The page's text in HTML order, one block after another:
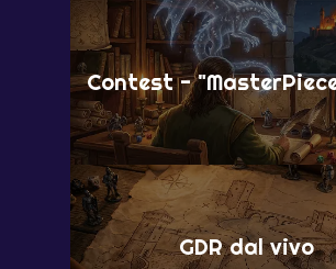
Contest -
GDR dal vivo